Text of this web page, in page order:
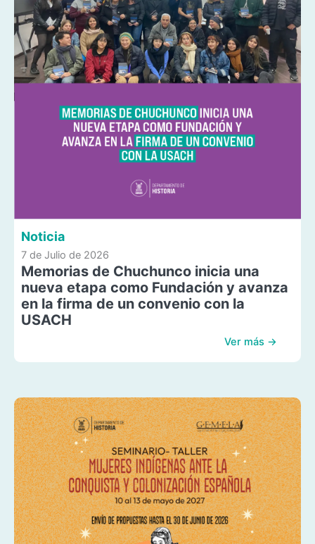
Noticia
7 de Julio de 2026
Memorias de Chuchunco inicia una
nueva etapa como Fundación y avanza
en la firma de un convenio con la
USACH
Ver más →